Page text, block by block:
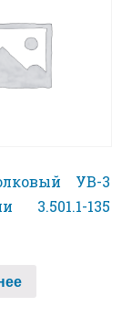
УВ-3
3.501.1-135